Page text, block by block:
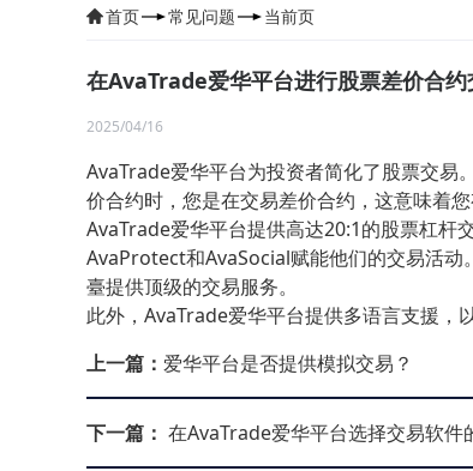
首页 常见问题 当前页
在AvaTrade爱华平台进行股票差价合约
2025/04/16
AvaTrade爱华平台为投资者简化了股票交易
价合约时，您是在交易差价合约，这意味着
AvaTrade爱华平台提供高达20:1的股票杠杆
AvaProtect和AvaSocial赋能他们的交易活
臺提供顶级的交易服务。
此外，AvaTrade爱华平台提供多语言支援，
上一篇： 爱华平台是否提供模拟交易？
下一篇： 在AvaTrade爱华平台选择交易软件